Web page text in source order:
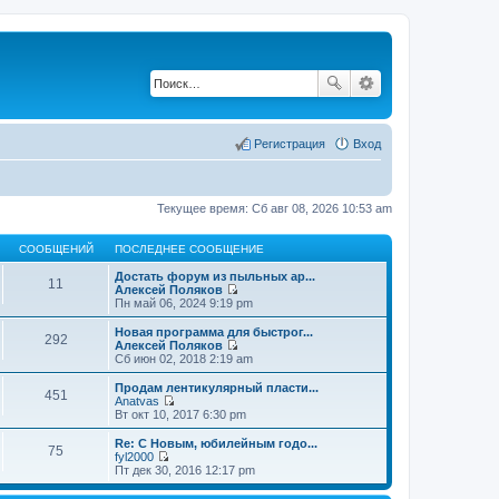
Вход
Регистрация
Текущее время: Сб авг 08, 2026 10:53 am
СООБЩЕНИЙ ПОСЛЕДНЕЕ СООБЩЕНИЕ
11
Достать форум из пыльных ар...
Алексей Поляков
П
е
р
е
й
т
к
о
л
д
н
Пн май 06, 2024 9:19 pm
292
Новая программа для быстрог...
Алексей Поляков
П
е
р
е
й
т
и
к
о
с
Сб июн 02, 2018 2:19 am
451
Продам лентикулярный пласти...
Anatvas
П
е
р
е
й
т
и
Вт окт 10, 2017 6:30 pm
75
Re: С Новым, юбилейным годо...
fyl2000
П
е
р
Пт дек 30, 2016 12:17 pm